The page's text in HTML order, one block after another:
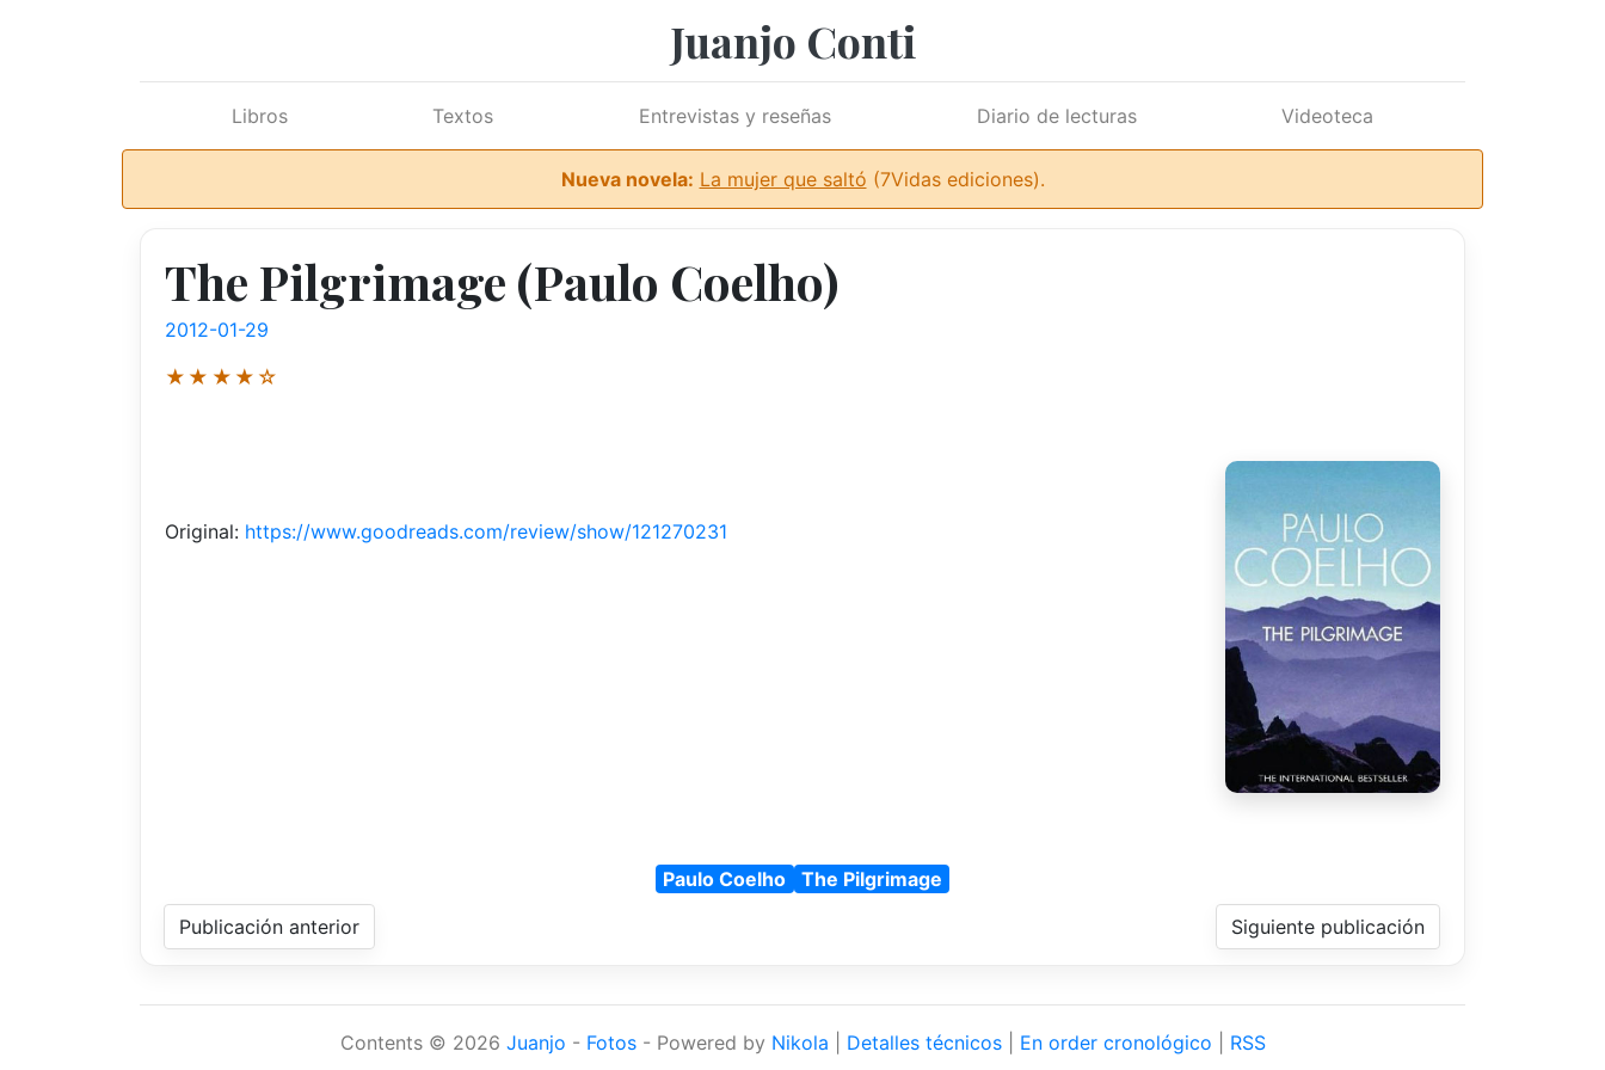
Juanjo Conti
Libros Textos Entrevistas y reseñas Diario de lecturas Videoteca
Nueva novela: La mujer que saltó (7Vidas ediciones).
The Pilgrimage (Paulo Coelho)
2012-01-29
★★★★☆
Original: https://www.goodreads.com/review/show/121270231
Paulo Coelho
The Pilgrimage
Publicación anterior
Siguiente publicación
Contents © 2026 Juanjo - Fotos- Powered by Nikola Detalles técnicos| En order cronológico RSS